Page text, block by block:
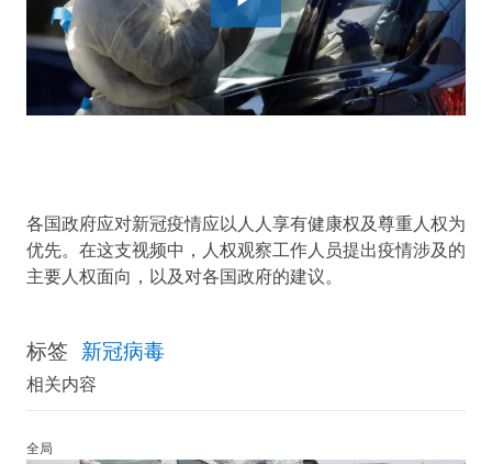
各国政府应对新冠疫情应以人人享有健康权及尊重人权为
优先。在这支视频中，人权观察工作人员提出疫情涉及的
主要人权面向，以及对各国政府的建议。
标签 新冠病毒
相关内容
全局